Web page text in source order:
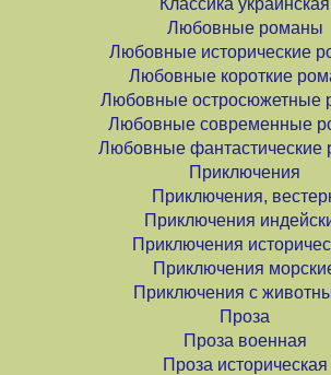
Классика украинская
Любовные романы
Любовные исторические
Любовные короткие
Любовные остросюжетные
Любовные современные
Любовные фантастические
Приключения
Приключения,
Приключения
Приключения
Приключения
Приключения с
Проза
Проза военная
Проза историческая